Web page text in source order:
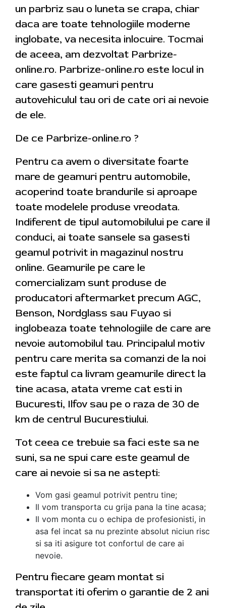
un parbriz sau o luneta se crapa, chiar
daca are toate tehnologiile moderne
inglobate, va necesita inlocuire. Tocmai
de aceea, am dezvoltat Parbrize-
online.ro. Parbrize-online.ro este locul in
care gasesti geamuri pentru
autovehiculul tau ori de cate ori ai nevoie
de ele.
De ce Parbrize-online.ro ?
Pentru ca avem o diversitate foarte
mare de geamuri pentru automobile,
acoperind toate brandurile si aproape
toate modelele produse vreodata.
Indiferent de tipul automobilului pe care il
conduci, ai toate sansele sa gasesti
geamul potrivit in magazinul nostru
online. Geamurile pe care le
comercializam sunt produse de
producatori aftermarket precum AGC,
Benson, Nordglass sau Fuyao si
inglobeaza toate tehnologiile de care are
nevoie automobilul tau. Principalul motiv
pentru care merita sa comanzi de la noi
este faptul ca livram geamurile direct la
tine acasa, atata vreme cat esti in
Bucuresti, Ilfov sau pe o raza de 30 de
km de centrul Bucurestiului.
Tot ceea ce trebuie sa faci este sa ne
suni, sa ne spui care este geamul de
care ai nevoie si sa ne astepti:
Vom gasi geamul potrivit pentru tine;
Il vom transporta cu grija pana la tine acasa;
Il vom monta cu o echipa de profesionisti, in
asa fel incat sa nu prezinte absolut niciun risc
si sa iti asigure tot confortul de care ai
nevoie.
Pentru fiecare geam montat si
transportat iti oferim o garantie de 2 ani